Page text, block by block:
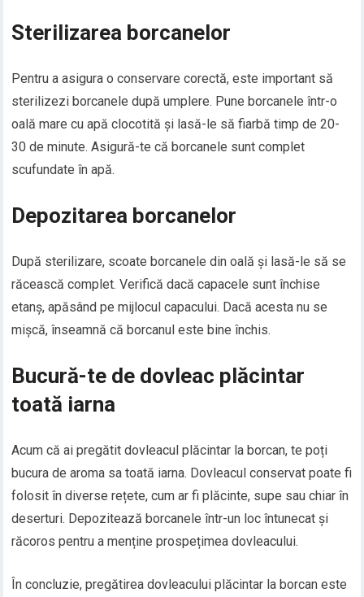
Sterilizarea borcanelor
Pentru a asigura o conservare corectă, este important să
sterilizezi borcanele după umplere. Pune borcanele într-o
oală mare cu apă clocotită și lasă-le să fiarbă timp de 20-
30 de minute. Asigură-te că borcanele sunt complet
scufundate în apă.
Depozitarea borcanelor
După sterilizare, scoate borcanele din oală și lasă-le să se
răcească complet. Verifică dacă capacele sunt închise
etanș, apăsând pe mijlocul capacului. Dacă acesta nu se
mișcă, înseamnă că borcanul este bine închis.
Bucură-te de dovleac plăcintar
toată iarna
Acum că ai pregătit dovleacul plăcintar la borcan, te poți
bucura de aroma sa toată iarna. Dovleacul conservat poate fi
folosit în diverse rețete, cum ar fi plăcinte, supe sau chiar în
deserturi. Depozitează borcanele într-un loc întunecat și
răcoros pentru a menține prospețimea dovleacului.
În concluzie, pregătirea dovleacului plăcintar la borcan este